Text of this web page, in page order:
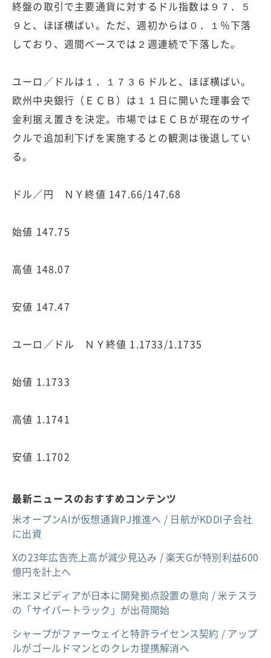
終盤の取引で主要通貨に対するドル指数は９７．５
９と、ほぼ横ばい。ただ、週初からは０．１％下落
しており、週間ベースでは２週連続で下落した。
ユーロ／ドルは１．１７３６ドルと、ほぼ横ばい。
欧州中央銀行（ＥＣＢ）は１１日に開いた理事会で
金利据え置きを決定。市場ではＥＣＢが現在のサイ
クルで追加利下げを実施するとの観測は後退してい
る。
ドル／円 ＮＹ終値 147.66/147.68
始値 147.75
高値 148.07
安値 147.47
ユーロ／ドル ＮＹ終値 1.1733/1.1735
始値 1.1733
高値 1.1741
安値 1.1702
最新ニュースのおすすめコンテンツ
米オープンAIが仮想通貨PJ推進へ / 日航がKDDI子会社
に出資
Xの23年広告売上高が減少見込み / 楽天Gが特別利益600
億円を計上へ
米エヌビディアが日本に開発拠点設置の意向 / 米テスラ
の「サイバートラック」が出荷開始
シャープがファーウェイと特許ライセンス契約 / アップ
ルがゴールドマンとのクレカ提携解消へ